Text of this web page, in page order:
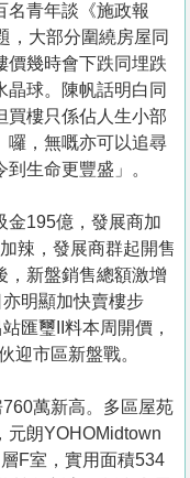
名青年談《施政報
，大部分圍繞房屋同
價幾時會下跌同埋跌
晶球。陳帆話明白同
買樓只係佔人生小部
囉，無嘅亦可以追尋
生命更豐盛」。
金195億，發展商加
辣，發展商群起開售
，新盤銷售總額激增
明顯加快賣樓步
匯璽II料本周開價，
迎市區新盤戰。
760萬新高。多區屋苑
元朗YOHOMidtown
F室，實用面積534